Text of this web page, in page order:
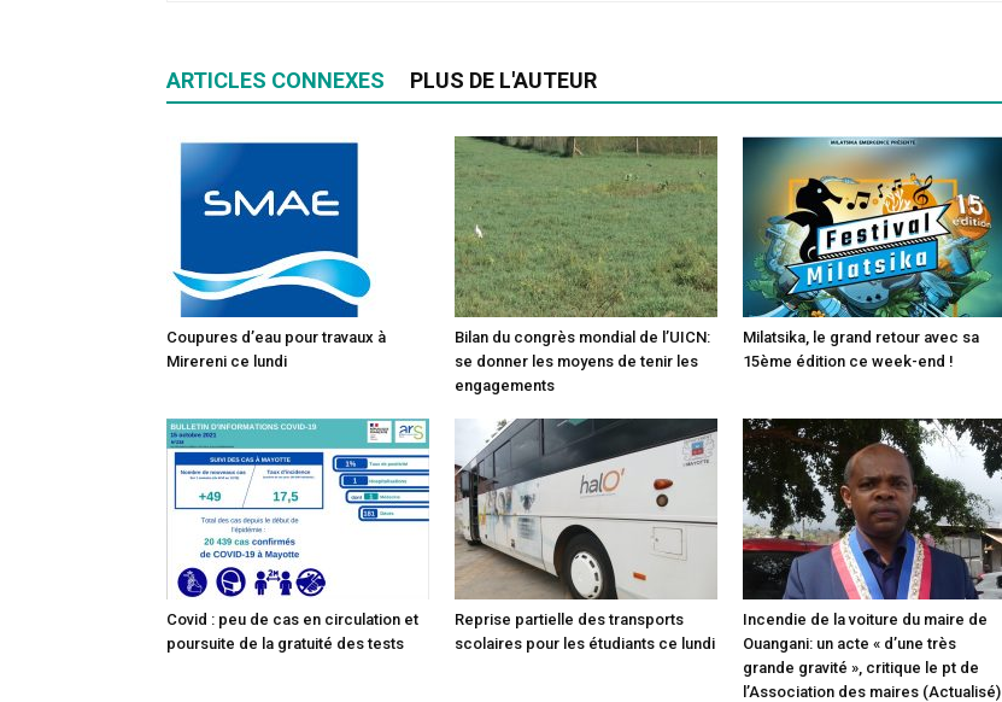
ARTICLES CONNEXES PLUS DE L'AUTEUR
Coupures d’eau pour travaux à
Mirereni ce lundi
Bilan du congrès mondial de l’UICN:
se donner les moyens de tenir les
engagements
Milatsika, le grand retour avec sa
15ème édition ce week-end !
Covid : peu de cas en circulation et
poursuite de la gratuité des tests
Reprise partielle des transports
scolaires pour les étudiants ce lundi
Incendie de la voiture du maire de
Ouangani: un acte « d’une très
grande gravité », critique le pt de
l’Association des maires (Actualisé)